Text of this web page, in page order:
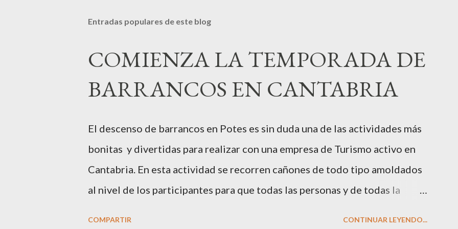
Entradas populares de este blog
COMIENZA LA TEMPORADA DE
BARRANCOS EN CANTABRIA
El descenso de barrancos en Potes es sin duda una de las actividades más
bonitas y divertidas para realizar con una empresa de Turismo activo en
Cantabria. En esta actividad se recorren cañones de todo tipo amoldados
al nivel de los participantes para que todas las personas y de todas la
COMPARTIR CONTINUAR LEYENDO...